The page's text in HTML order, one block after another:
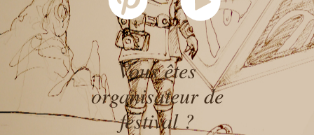
Vous êtes
organisateur de
festival ?